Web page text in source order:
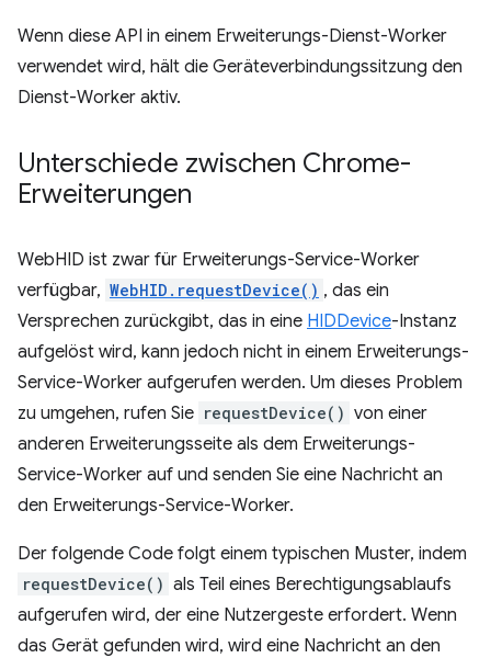
Wenn diese API in einem Erweiterungs-Dienst-Worker
verwendet wird, hält die Geräteverbindungssitzung den
Dienst-Worker aktiv.
Unterschiede zwischen Chrome-
Erweiterungen
WebHID ist zwar für Erweiterungs-Service-Worker
verfügbar, WebHID.requestDevice() , das ein
Versprechen zurückgibt, das in eine HIDDevice-Instanz
aufgelöst wird, kann jedoch nicht in einem Erweiterungs-
Service-Worker aufgerufen werden. Um dieses Problem
zu umgehen, rufen Sie requestDevice() von einer
anderen Erweiterungsseite als dem Erweiterungs-
Service-Worker auf und senden Sie eine Nachricht an
den Erweiterungs-Service-Worker.
Der folgende Code folgt einem typischen Muster, indem
requestDevice() als Teil eines Berechtigungsablaufs
aufgerufen wird, der eine Nutzergeste erfordert. Wenn
das Gerät gefunden wird, wird eine Nachricht an den